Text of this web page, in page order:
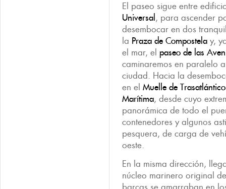
El paseo sigue entre
Universal , para ascender
desembocar en dos
la Praza de Compostela y,
el mar, el paseo de las
caminaremos en paralelo
ciudad. Hacia la
en el Muelle de
Marítima, desde cuyo
panorámica de todo el
contenedores y algunos
pesquera, de carga de
oeste.
En la misma dirección,
núcleo marinero original